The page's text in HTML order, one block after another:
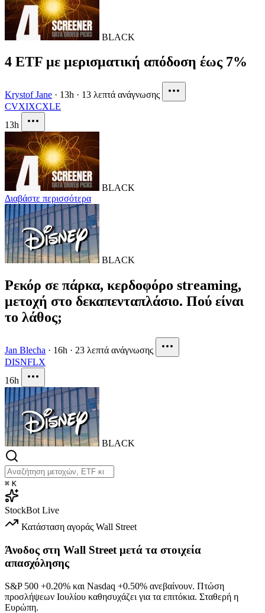
BLACK
4 ETF με μερισματική απόδοση έως 7%
Krystof Jane · 13h · 13 λεπτά ανάγνωσης
CVXIXCXLE
13h
BLACK
Διαβάστε περισσότερα
BLACK
Ρεκόρ σε πάρκα, κερδοφόρο streaming,
μετοχή στο δεκαπενταπλάσιο. Πού είναι
το λάθος;
Jan Blecha · 16h · 23 λεπτά ανάγνωσης
DISNFLX
16h
BLACK
⌘ K
StockBot Live
Κατάσταση αγοράς Wall Street
Άνοδος στη Wall Street μετά τα στοιχεία
απασχόλησης
S&P 500 +0.20% και Nasdaq +0.50% ανεβαίνουν. Πτώση
προσλήψεων Ιουλίου καθησυχάζει για τα επιτόκια. Σταθερή η
Ευρώπη.